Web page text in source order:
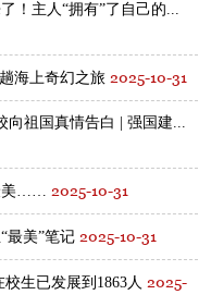
！主人“拥有”了自己的...
海上奇幻之旅 2025-10-31
向祖国真情告白 | 强国建...
美…… 2025-10-31
最美”笔记 2025-10-31
生已发展到1863人 2025-